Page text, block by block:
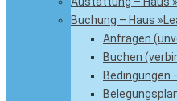
Buchung – Haus
Anfragen
Buchen
Bedingungen